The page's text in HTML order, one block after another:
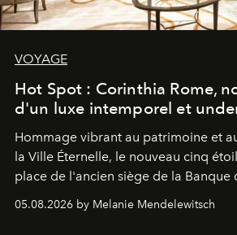
VOYAGE
Hot Spot : Corinthia Rome,
d'un luxe intemporel et
Hommage vibrant au patrimoine et
la Ville Éternelle, le nouveau cinq
place de l'ancien siège de la Banque
05.08.2026 by Melanie Mendelewitsch